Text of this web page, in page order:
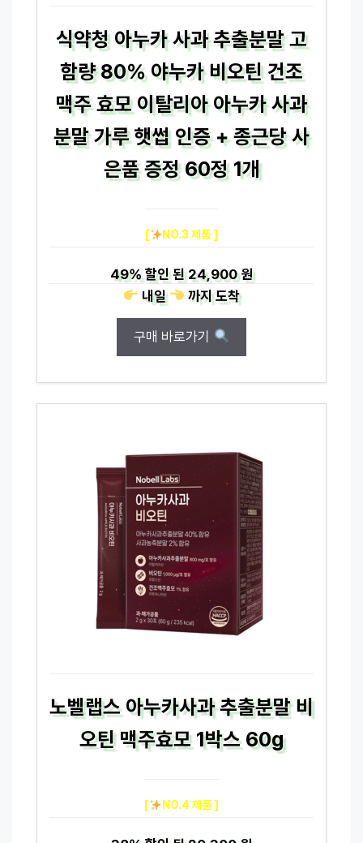
식약청 아누카 사과 추출분말 고
함량 80% 야누카 비오틴 건조
맥주 효모 이탈리아 아누카 사과
분말 가루 햇썹 인증 + 종근당 사
은품 증정 60정 1개
[ NO.3 제품 ]
49%할인 된24,900 원
내일
까지도착
구매 바로가기
노벨랩스 아누카사과 추출분말 비
오틴 맥주효모 1박스 60g
[ NO.4 제품 ]